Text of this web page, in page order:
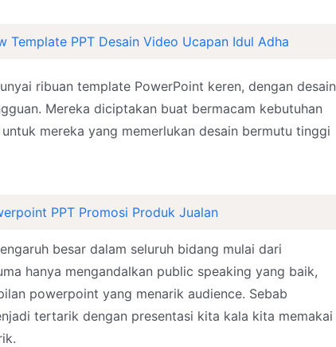
Template PPT Desain Video Ucapan Idul Adha
ribuan template PowerPoint keren, dengan desain
Mereka diciptakan buat bermacam kebutuhan
mereka yang memerlukan desain bermutu tinggi
PPT Promosi Produk Jualan
besar dalam seluruh bidang mulai dari
hanya mengandalkan public speaking yang baik,
powerpoint yang menarik audience. Sebab
tertarik dengan presentasi kita kala kita memakai